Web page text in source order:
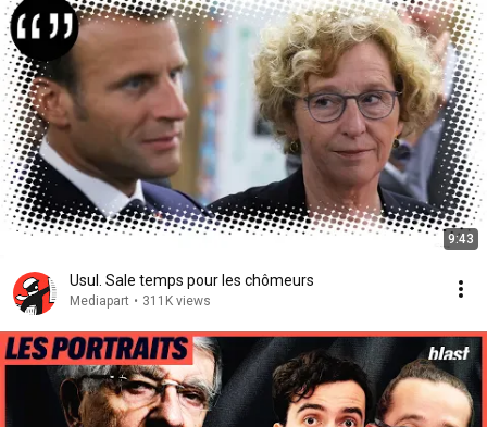
9:43
Usul. Sale temps pour les chômeurs
Mediapart • 311K views